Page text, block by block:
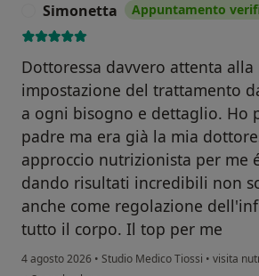
Simonetta Appuntamento
Dottoressa davvero attenta alla
impostazione del trattamento
a ogni bisogno e dettaglio. Ho
padre ma era già la mia
approccio nutrizionista per me
dando risultati incredibili non
anche come regolazione
tutto il corpo. Il top per me
4 agosto 2026 • Studio Medico Tiossi • visita